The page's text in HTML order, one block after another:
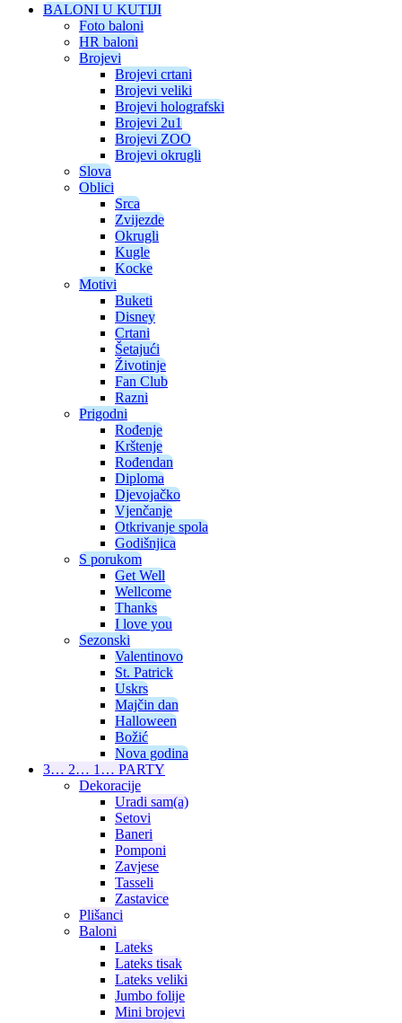
BALONI U KUTIJI
Foto baloni
HR baloni
Brojevi
Brojevi crtani
Brojevi veliki
Brojevi holografski
Brojevi 2u1
Brojevi ZOO
Brojevi okrugli
Slova
Oblici
Srca
Zvijezde
Okrugli
Kugle
Kocke
Motivi
Buketi
Disney
Crtani
Šetajući
Životinje
Fan Club
Razni
Prigodni
Rođenje
Krštenje
Rođendan
Diploma
Djevojačko
Vjenčanje
Otkrivanje spola
Godišnjica
S porukom
Get Well
Wellcome
Thanks
I love you
Sezonski
Valentinovo
St. Patrick
Uskrs
Majčin dan
Halloween
Božić
Nova godina
3… 2… 1… PARTY
Dekoracije
Uradi sam(a)
Setovi
Baneri
Pomponi
Zavjese
Tasseli
Zastavice
Plišanci
Baloni
Lateks
Lateks tisak
Lateks veliki
Jumbo folije
Mini brojevi